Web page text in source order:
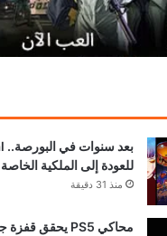
للعودة إلى الملكية الخاصة
منذ 31 دقيقة